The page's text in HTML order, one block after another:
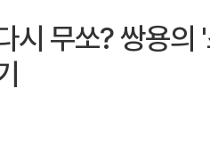
시 무쏘? 쌍용의